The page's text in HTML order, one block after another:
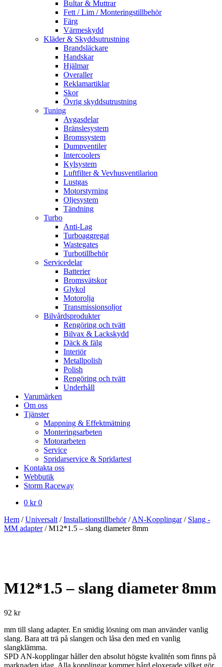
Bultar & Muttrar
Fett / Lim / Monteringstillbehör
Färg
Värmeskydd
Kläder & Skyddsutrustning
Brandsläckare
Handskar
Hjälmar
Overaller
Reklamartiklar
Skor
Övrig skyddsutrustning
Tuning
Avgasdelar
Bränslesystem
Bromssystem
Dumpventiler
Intercoolers
Kylsystem
Luftfilter & Vevhusventilarion
Lustgas
Motorstyrning
Oljesystem
Tändning
Turbo
Anti-Lag
Turboaggregat
Wastegates
Turbotillbehör
Servicedelar
Batterier
Bromsvätskor
Glykol
Motorolja
Transmissionsoljor
Bilvårdsprodukter
Rengöring och tvätt
Bilvax & Lackskydd
Däck & fälg
Interiör
Metallpolish
Polish
Rengöring och tvätt
Underhåll
Varumärken
Om oss
Tjänster
Mappning & Effektmätning
Monteringsarbeten
Motorarbeten
Service
Spridarservice & Spridartest
Kontakta oss
Webbutik
Storm Raceway
0 kr 0
Hem /Universalt /Installationstillbehör/AN-Kopplingar/ Slang -
MM adapter/M12*1.5 – slang diameter 8mm
M12*1.5 – slang diameter 8mm
92 kr
mm till slang adapter. En smidig lösning om man använder vanlig
slang. Bara att trä på slangen och låsa den med en vanlig
slangklämma.
SPD AN-kopplingar håller den absolut högste kvalitén som finns på
marknaden idag. Alla kopplingar kommer hård eloxerade vilket gör